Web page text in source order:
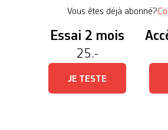
Vous êtes déjà abonné?
Essai 2 mois
25.-
JE TESTE